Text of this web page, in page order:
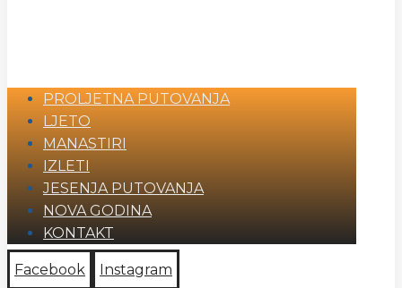
PROLJETNA PUTOVANJA
LJETO
MANASTIRI
IZLETI
JESENJA PUTOVANJA
NOVA GODINA
KONTAKT
Facebook
Instagram